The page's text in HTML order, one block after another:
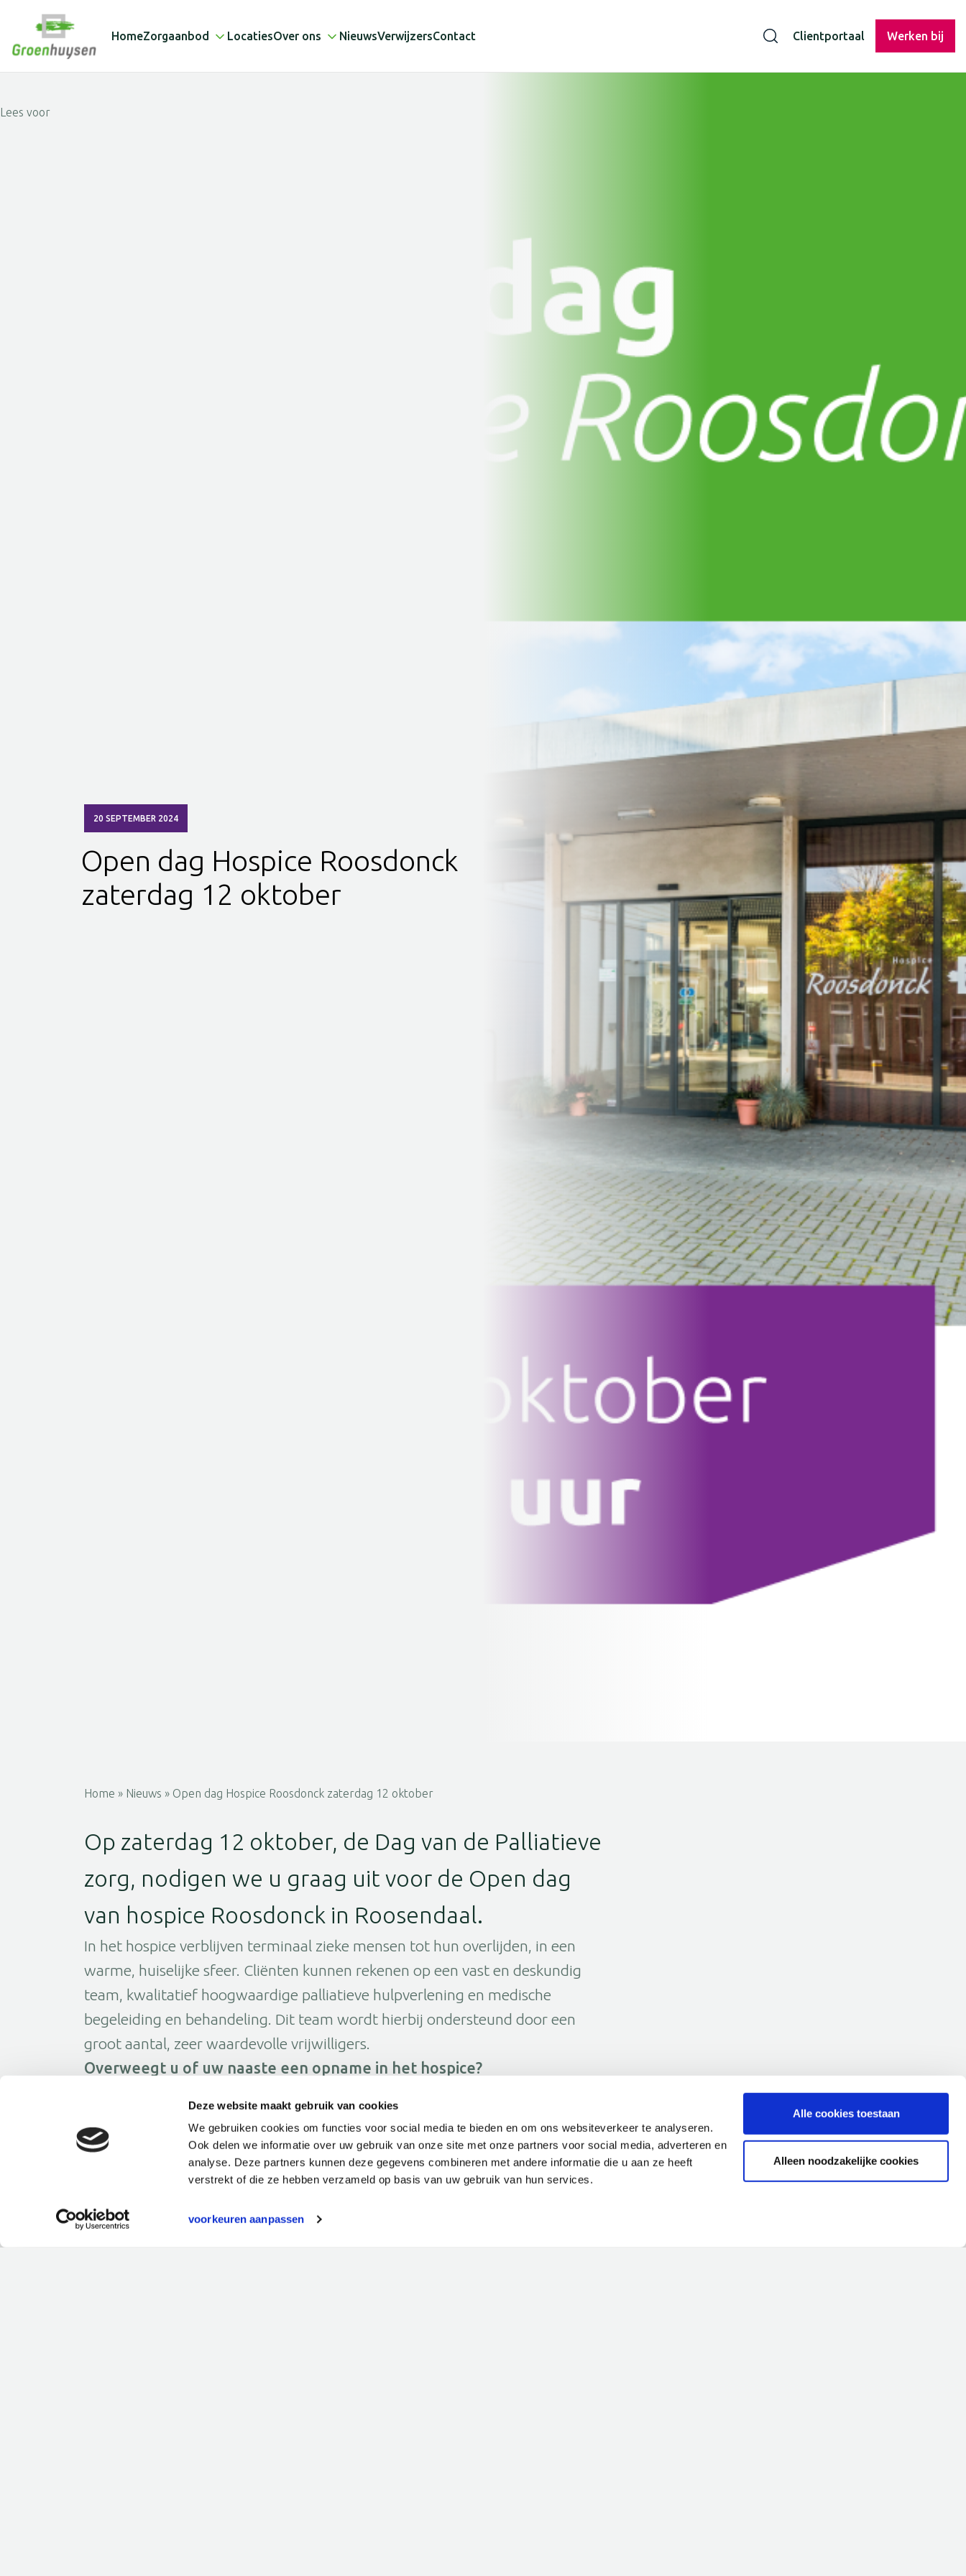
Deze website maakt gebruik van cookies
We gebruiken cookies om functies voor social media te bieden en om ons websiteverkeer te analyseren.
Ook delen we informatie over uw gebruik van onze site met onze partners voor social media, adverteren en
analyse. Deze partners kunnen deze gegevens combineren met andere informatie die u aan ze heeft
verstrekt of die ze hebben verzameld op basis van uw gebruik van hun services.
voorkeuren aanpassen
Alle cookies toestaan
Alleen noodzakelijke cookies
HomeZorgaanbod LocatiesOver ons NieuwsVerwijzersContact Clientportaal Werken bij
Lees voor
20 SEPTEMBER 2024
Open dag Hospice Roosdonck
zaterdag 12 oktober
Home » Nieuws » Open dag Hospice Roosdonck zaterdag 12 oktober
Op zaterdag 12 oktober, de Dag van de Palliatieve
zorg, nodigen we u graag uit voor de Open dag
van hospice Roosdonck in Roosendaal.
In het hospice verblijven terminaal zieke mensen tot hun overlijden, in een
warme, huiselijke sfeer. Cliënten kunnen rekenen op een vast en deskundig
team, kwalitatief hoogwaardige palliatieve hulpverlening en medische
begeleiding en behandeling. Dit team wordt hierbij ondersteund door een
groot aantal, zeer waardevolle vrijwilligers.
Overweegt u of uw naaste een opname in het hospice?
meer over het hospice en welke zorg er geboden wordt. Daarna kunt u diverse
kraampjes bezoeken. De gehele middag bent u van harte welkom voor een
rondleiding door het hospice.
De open dag vindt plaats op 12 oktober van 13.30 tot 16.30 uur.
Hospice Roosdonck